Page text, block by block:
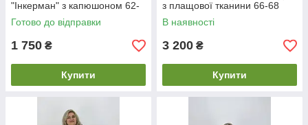
"Інкерман" з капюшоном 62-
64 66-68
Готово до відправки
1 750 ₴
Купити
з плащової тканини 66-68
В наявності
3 200 ₴
Купити